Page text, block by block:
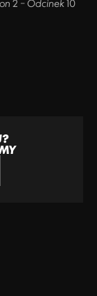
2 – Odcinek 10